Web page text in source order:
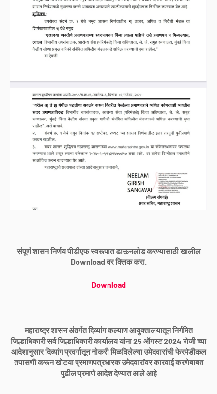
संपूर्ण शासन निर्णय पीडीएफ स्वरूपात डाऊनलोड करण्यासाठी खालील
Download वर क्लिक करा.
Download
महाराष्ट्र शासन अंतर्गत दिव्यांग कल्याण आयुक्तालयातून निर्गमित
जिल्हाधिकारी सर्व जिल्हाधिकारी कार्यालय यांना 25 ऑगस्ट 2024 रोजी च्या
आदेशानुसारदिव्यांग प्रवर्गातून नोकरी मिळविलेल्या उमेदवारांची फेरमेडीकल
तपासणी करून खोटया प्रमाणपत्रधारक उमेदवारांवर कारवाई करणेबाबत
पुढील प्रमाणे आदेश देण्यात आले आहे